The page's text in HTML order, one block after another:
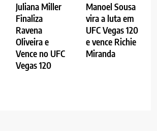
Juliana Miller
Finaliza
Ravena
Oliveira e
Vence no UFC
Vegas 120
Manoel Sousa
vira a luta em
UFC Vegas 120
e vence Richie
Miranda